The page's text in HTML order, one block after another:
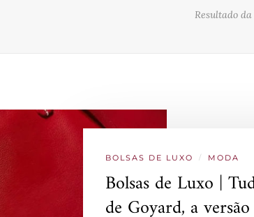
Resultado
BOLSAS DE LUXO / MODA
Bolsas de Luxo |
de Goyard, a